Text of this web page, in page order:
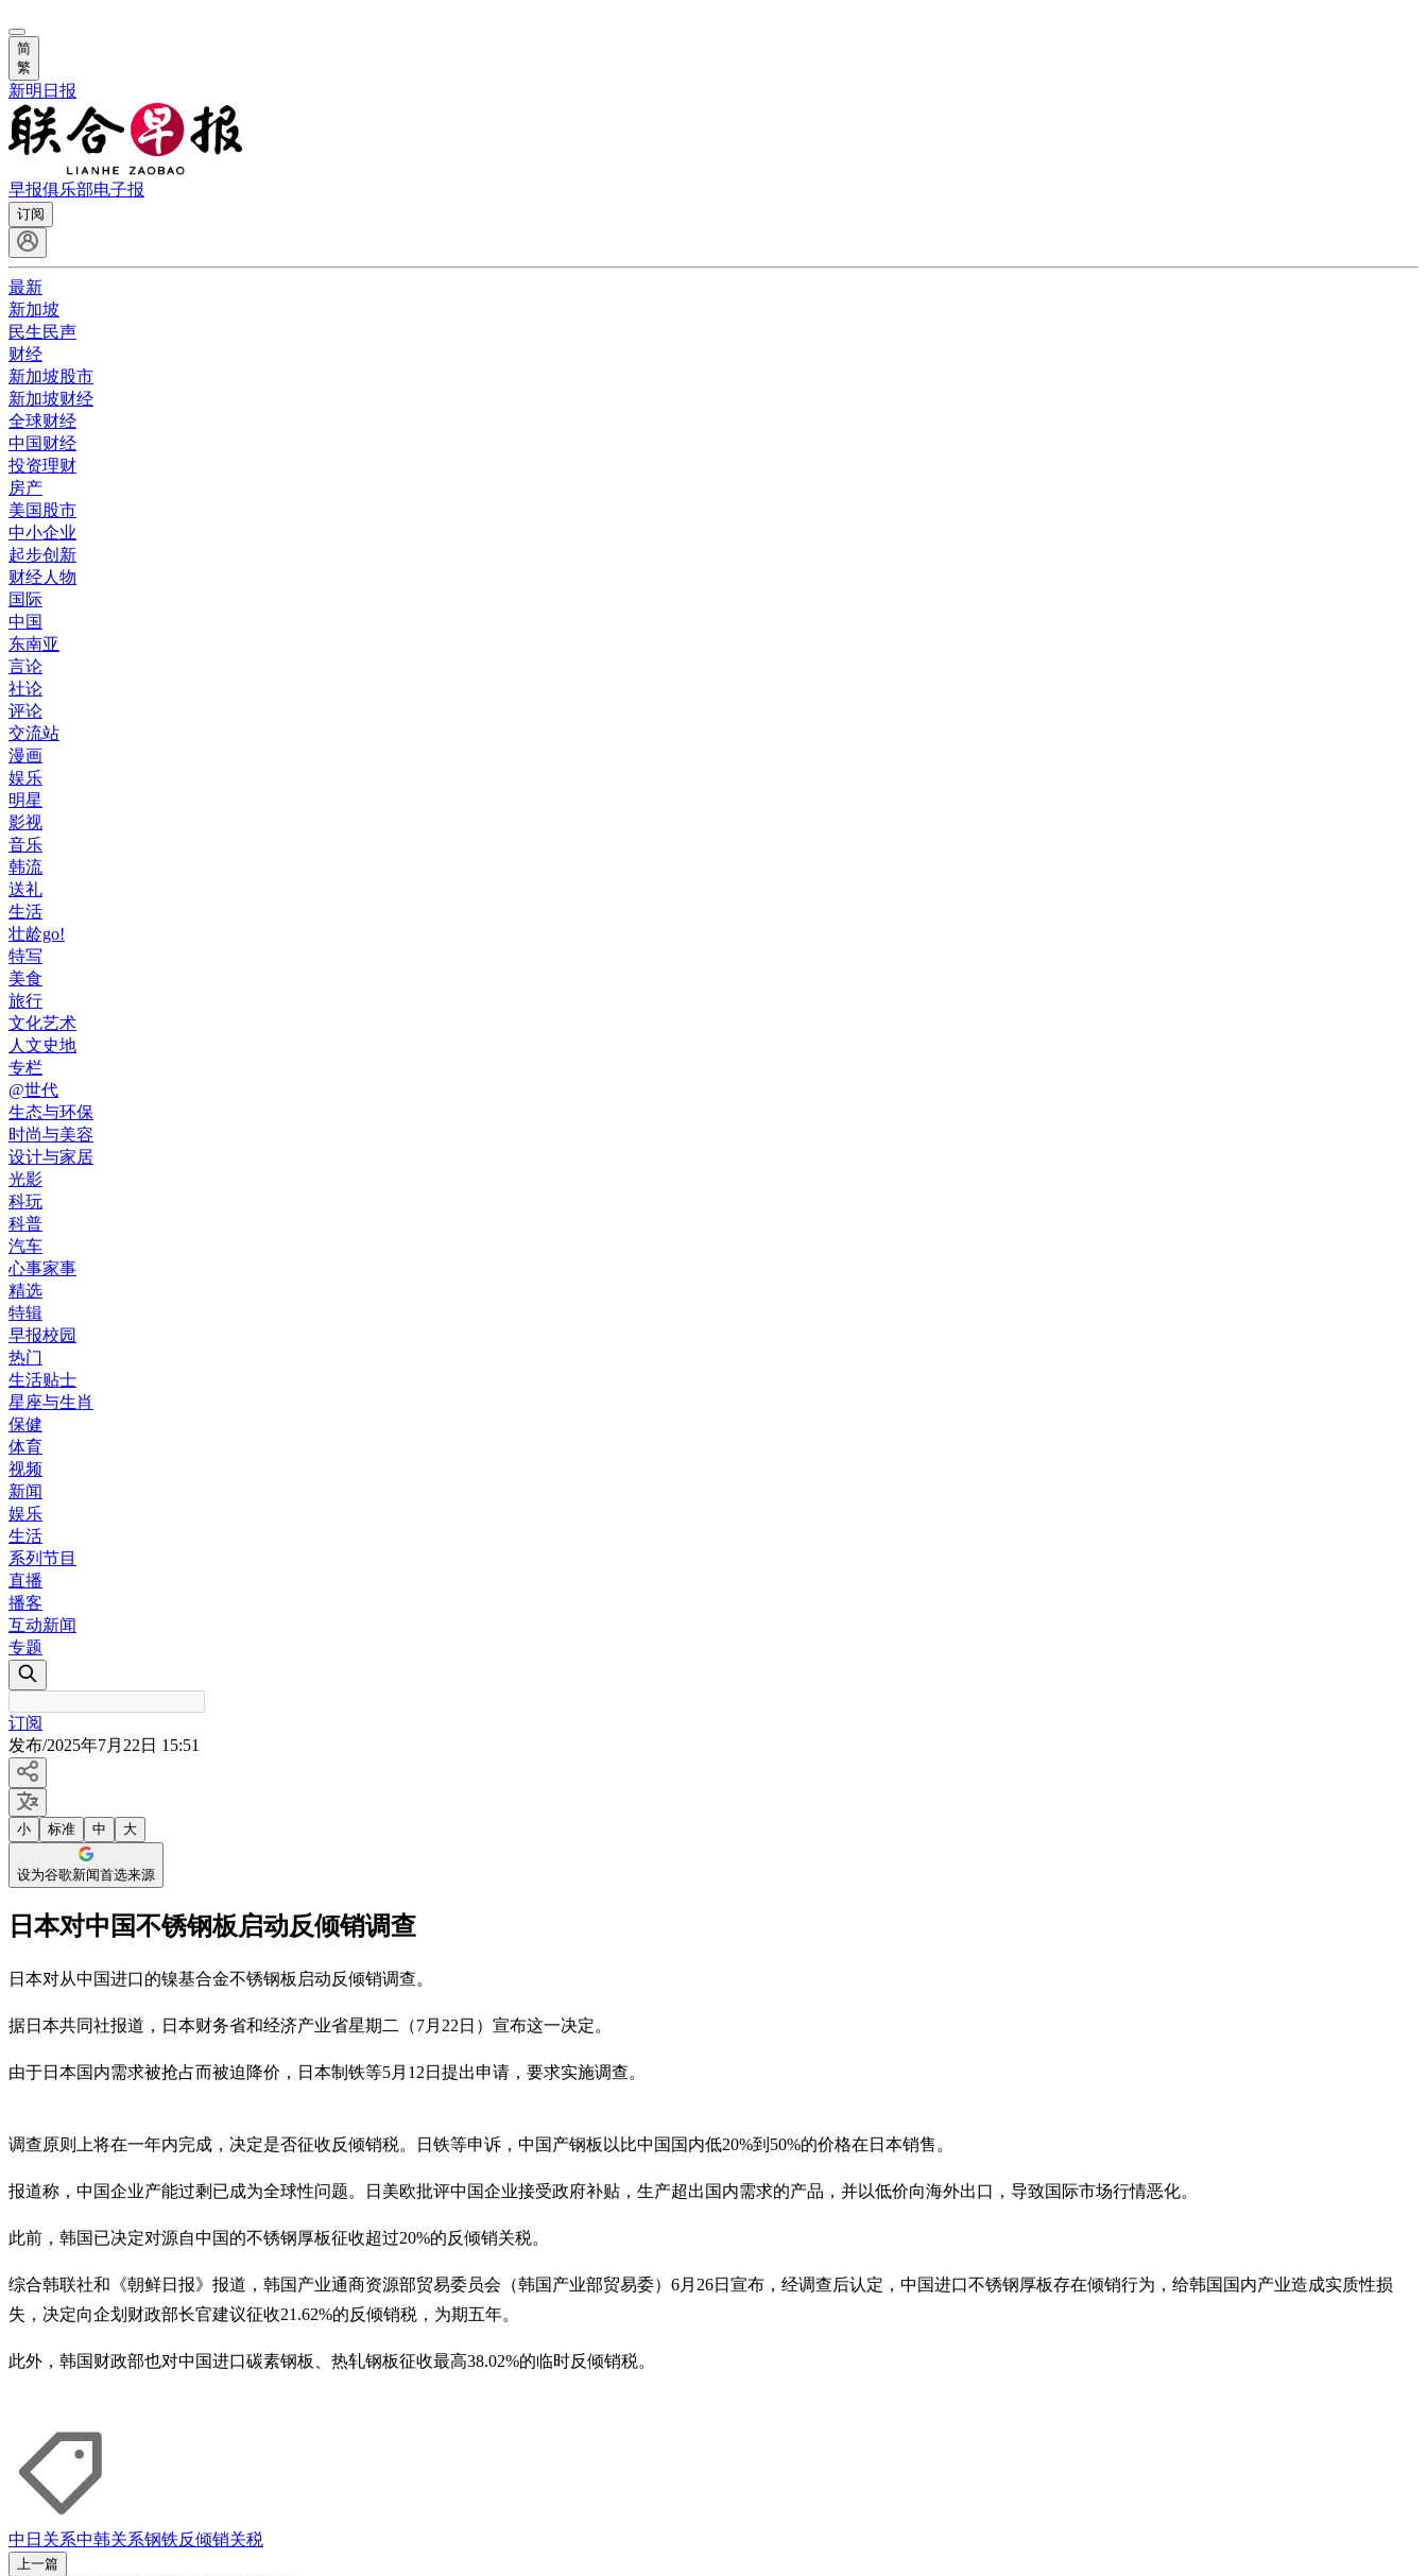
简
繁
新明日报
早报俱乐部电子报
订阅
最新
新加坡
民生民声
财经
新加坡股市
新加坡财经
全球财经
中国财经
投资理财
房产
美国股市
中小企业
起步创新
财经人物
国际
中国
东南亚
言论
社论
评论
交流站
漫画
娱乐
明星
影视
音乐
韩流
送礼
生活
壮龄go!
特写
美食
旅行
文化艺术
人文史地
专栏
@世代
生态与环保
时尚与美容
设计与家居
光影
科玩
科普
汽车
心事家事
精选
特辑
早报校园
热门
生活贴士
星座与生肖
保健
体育
视频
新闻
娱乐
生活
系列节目
直播
播客
互动新闻
专题
订阅
发布/2025年7月22日 15:51
小 标准 中 大
设为谷歌新闻首选来源
日本对中国不锈钢板启动反倾销调查
日本对从中国进口的镍基合金不锈钢板启动反倾销调查。
据日本共同社报道，日本财务省和经济产业省星期二（7月22日）宣布这一决定。
由于日本国内需求被抢占而被迫降价，日本制铁等5月12日提出申请，要求实施调查。
调查原则上将在一年内完成，决定是否征收反倾销税。日铁等申诉，中国产钢板以比中国国内低20%到50%的价格在日本销售。
报道称，中国企业产能过剩已成为全球性问题。日美欧批评中国企业接受政府补贴，生产超出国内需求的产品，并以低价向海外出口，导致国际市场行情恶化。
此前，韩国已决定对源自中国的不锈钢厚板征收超过20%的反倾销关税。
综合韩联社和《朝鲜日报》报道，韩国产业通商资源部贸易委员会（韩国产业部贸易委）6月26日宣布，经调查后认定，中国进口不锈钢厚板存在倾销行为，给韩国国内产业造成实质性损
失，决定向企划财政部长官建议征收21.62%的反倾销税，为期五年。
此外，韩国财政部也对中国进口碳素钢板、热轧钢板征收最高38.02%的临时反倾销税。
中日关系中韩关系钢铁反倾销关税
上一篇